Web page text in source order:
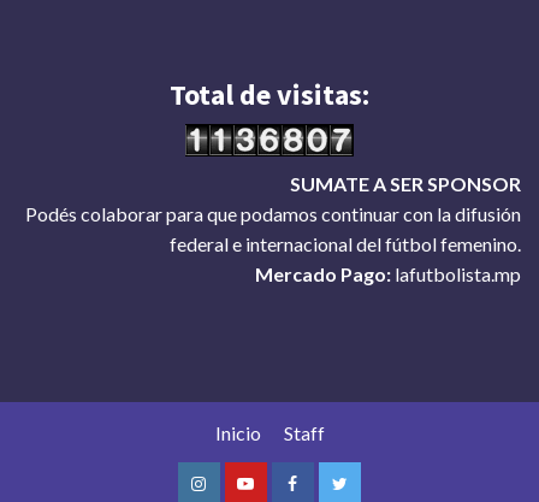
Total de visitas:
SUMATE A SER SPONSOR
Podés colaborar para que podamos continuar con la difusión
federal e internacional del fútbol femenino.
Mercado Pago: lafutbolista.mp
Inicio Staff